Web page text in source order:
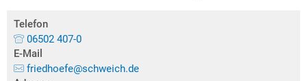
Telefon
06502 407-0
E-Mail
friedhoefe@schweich.de